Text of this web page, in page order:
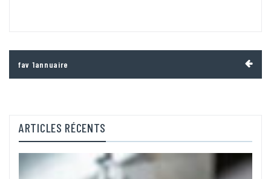
defav 1annuaire
ARTICLES RÉCENTS